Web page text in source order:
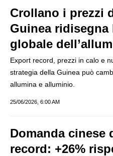
Crollano i prezzi
Guinea ridisegna
globale
Export record, prezzi in calo e
strategia della Guinea può
allumina e alluminio.
25/06/2026, 6:00 AM
Domanda cinese
record: +26%